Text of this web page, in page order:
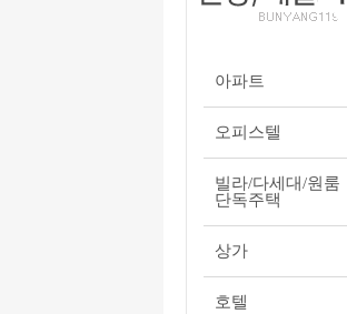
아파트
오피스텔
빌라/다세대/원룸
단독주택
상가
호텔